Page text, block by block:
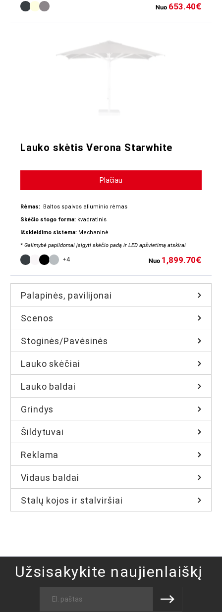
Nuo 653.40€
Lauko skėtis Verona Starwhite
Plačiau
Rėmas: Baltos spalvos aliuminio rėmas
Skėčio stogo forma: kvadratinis
Išskleidimo sistema: Mechaninė
* Galimybė papildomai įsigyti skėčio padą ir LED apšvietimą atskirai
+4 Nuo 1,899.70€
Palapinės, pavilijonai
Scenos
Stoginės/Pavėsinės
Lauko skėčiai
Lauko baldai
Grindys
Šildytuvai
Reklama
Vidaus baldai
Stalų kojos ir stalviršiai
Užsisakykite naujienlaiškį